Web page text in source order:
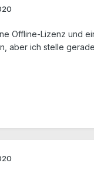
Offline-Lizenz und
aber ich stelle